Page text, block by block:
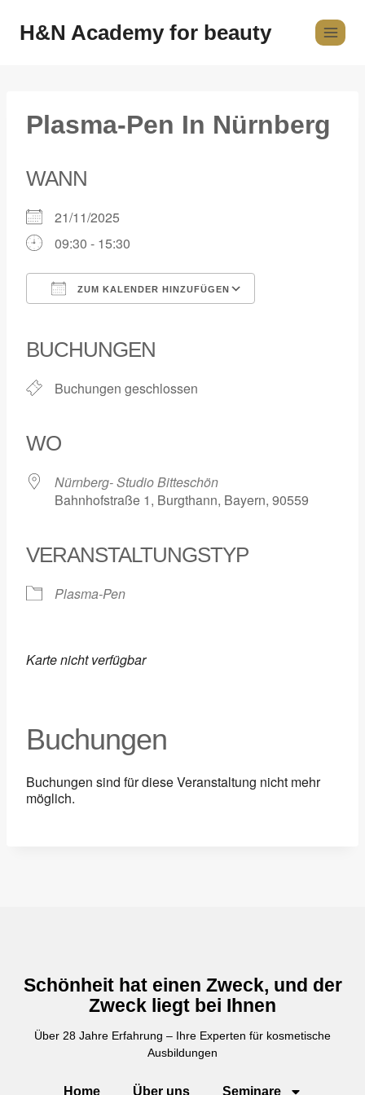
H&N Academy for beauty
Plasma-Pen In Nürnberg
WANN
21/11/2025
09:30 - 15:30
ZUM KALENDER HINZUFÜGEN
BUCHUNGEN
Buchungen geschlossen
WO
Nürnberg- Studio Bitteschön
Bahnhofstraße 1, Burgthann, Bayern, 90559
VERANSTALTUNGSTYP
Plasma-Pen
Karte nicht verfügbar
Buchungen
Buchungen sind für diese Veranstaltung nicht mehr
möglich.
Schönheit hat einen Zweck, und der
Zweck liegt bei Ihnen
Über 28 Jahre Erfahrung – Ihre Experten für kosmetische
Ausbildungen
Home Über uns Seminare